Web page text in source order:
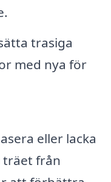
trasiga
med nya för
eller lacka
träet från